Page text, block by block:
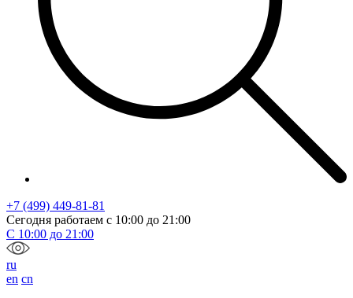
+7 (499) 449-81-81
Сегодня работаем с 10:00 до 21:00
С 10:00 до 21:00
ru
en cn